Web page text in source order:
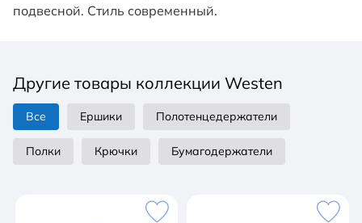
подвесной. Стиль современный.
Другие товары коллекции Westen
Все Ершики Полотенцедержатели
Полки Крючки Бумагодержатели